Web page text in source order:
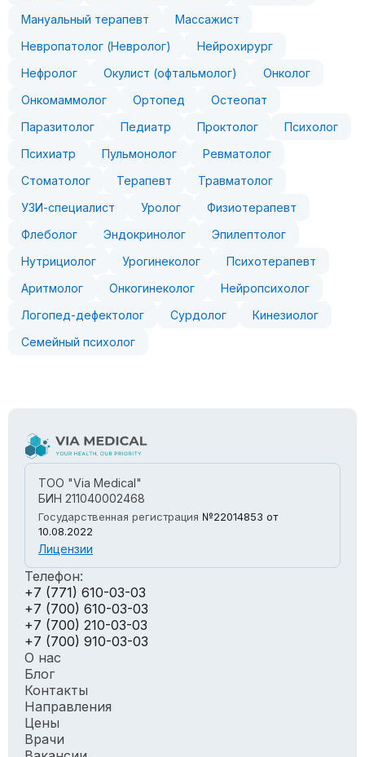
Мануальный терапевт
Массажист
Невропатолог (Невролог)
Нейрохирург
Нефролог
Окулист (офтальмолог)
Онколог
Онкомаммолог
Ортопед
Остеопат
Паразитолог
Педиатр Проктолог
Психолог
Психиатр
Пульмонолог
Ревматолог
Стоматолог
Терапевт
Травматолог
УЗИ-специалист
Уролог
Физиотерапевт
Флеболог
Эндокринолог
Эпилептолог
Нутрициолог
Урогинеколог
Психотерапевт
Аритмолог
Онкогинеколог
Нейропсихолог
Логопед-дефектолог
Сурдолог
Кинезиолог
Семейный психолог
ТОО "Via Medical"
БИН 211040002468
Государственная регистрация №22014853 от
10.08.2022
Лицензии
Телефон:
+7 (771) 610-03-03
+7 (700) 610-03-03
+7 (700) 210-03-03
+7 (700) 910-03-03
О нас
Блог
Контакты
Направления
Цены
Врачи